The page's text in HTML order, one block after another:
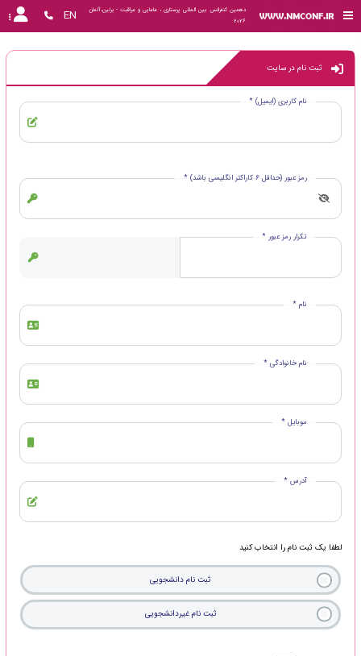
2026
EN
ثبت نام در سایت
نام کاربری (ایمیل) *
رمز عبور (حداقل 6 کاراکتر انگلیسی باشد) *
تکرار رمز عبور *
نام *
نام خانوادگی *
موبایل *
آدرس *
لطفا یک ثبت نام را انتخاب کنید
ثبت نام دانشجویی
ثبت نام غیردانشجویی